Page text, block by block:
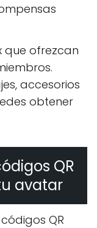
que ofrezcan
accesorios
obtener
QR
avatar
QR